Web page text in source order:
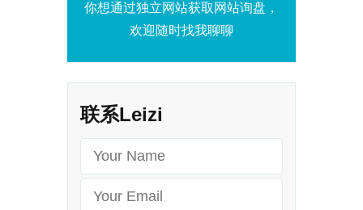
你想通过独立网站获取网站询盘，
欢迎随时找我聊聊
联系Leizi